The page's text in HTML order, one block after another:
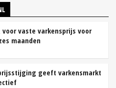
vaste varkensprijs voor
maanden
geeft varkensmarkt